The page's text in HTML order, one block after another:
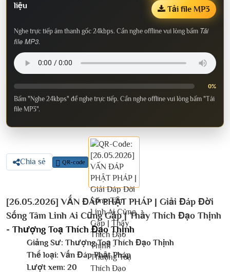
liệu
Tải file MP3
Nghe trực tiếp âm thanh gốc 24kbps. Cần nghe offline vui lòng bấm Tải
file MP3.
0%
Bấm "Nghe 24kbps" để nghe trực tiếp. Cần nghe offline vui lòng bấm "Tải
file MP3".
Chia sẻ QR-code
[26.05.2026] VẤN ĐÁP PHẬT PHÁP | Giải Đáp Đời
Sống Tâm Linh Ai Cũng Gặp | Thầy Thích Đạo Thịnh
- Thượng Toạ Thích Đạo Thịnh
Giảng Sư: Thượng Toạ Thích Đạo Thịnh
Thể loại: Vấn Đáp Phật Pháp
Lượt xem: 20